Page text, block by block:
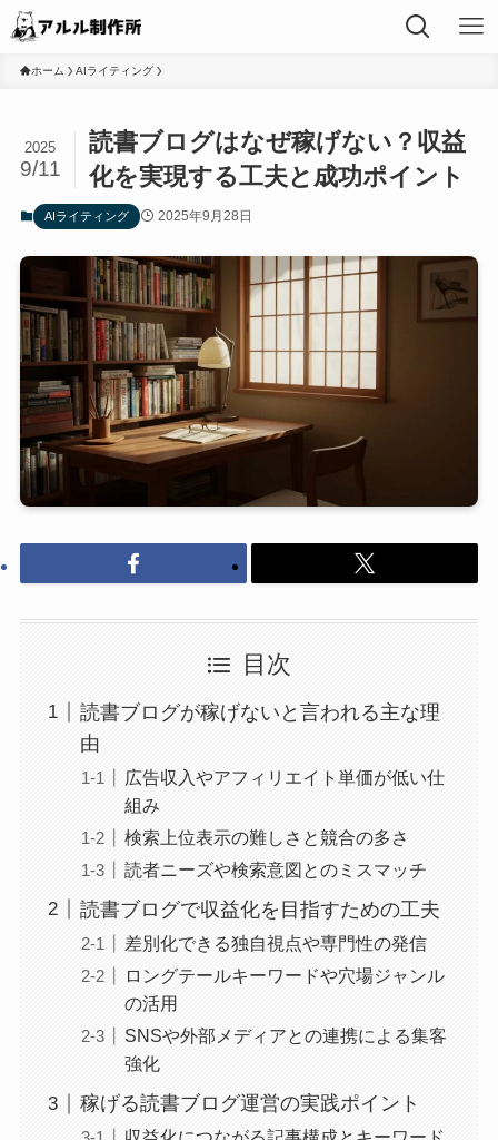
ホーム AIライティング
読書ブログはなぜ稼げない？収益
化を実現する工夫と成功ポイント
2025
9/11
AIライティング 2025年9月28日
目次
読書ブログが稼げないと言われる主な理
由
広告収入やアフィリエイト単価が低い仕
組み
検索上位表示の難しさと競合の多さ
読者ニーズや検索意図とのミスマッチ
読書ブログで収益化を目指すための工夫
差別化できる独自視点や専門性の発信
ロングテールキーワードや穴場ジャンル
の活用
SNSや外部メディアとの連携による集客
強化
稼げる読書ブログ運営の実践ポイント